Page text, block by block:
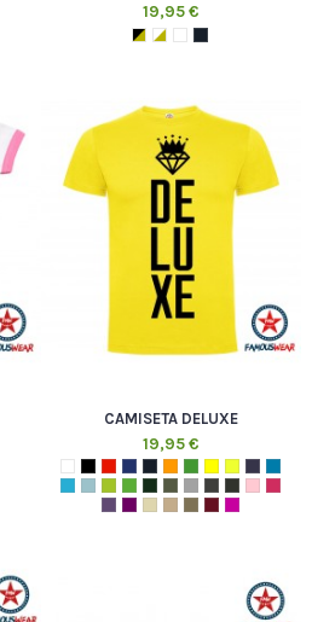
19,95 €
CAMISETA DELUXE
19,95 €